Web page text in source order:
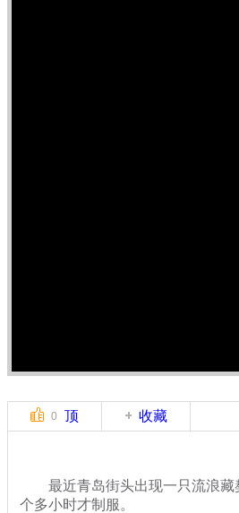
0 顶 收藏
最近青岛街头出现一只流浪藏
个多小时才制服。